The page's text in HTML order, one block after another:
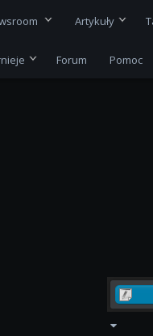
Artykuły
Forum Pomoc